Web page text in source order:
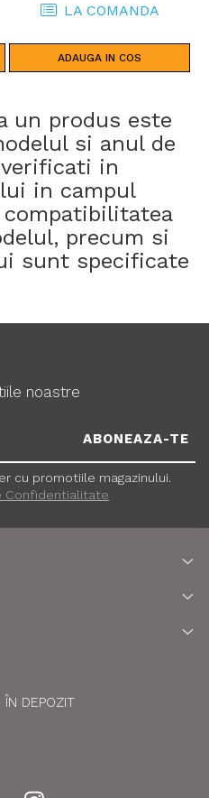
LA COMANDA
ADAUGA IN COS
un produs este
si anul de
in
in campul
compatibilitatea
precum si
sunt specificate
noastre
cu promotiile magazinului.
Confidentialitate
ÎN DEPOZIT